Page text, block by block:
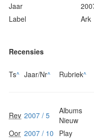
Jaar
Label
Ark
Recensies
Ts^ Jaar/Nr^ Rubriek^
Rev 2007 / 5
Albums
Nieuw
Oor 2007 / 10 Play